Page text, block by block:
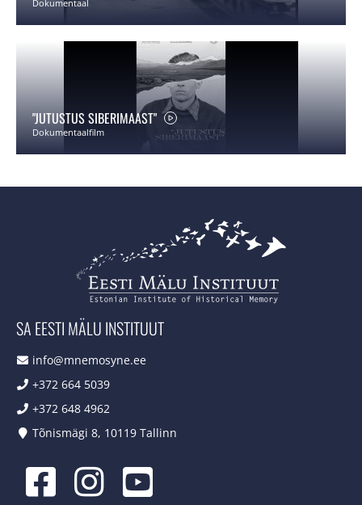
Dokumentaal
"JUTUSTUS SIBERIMAAST"
Dokumentaalfilm
SA EESTI MÄLU INSTITUUT
info@mnemosyne.ee
+372 664 5039
+372 648 4962
Tõnismägi 8, 10119 Tallinn